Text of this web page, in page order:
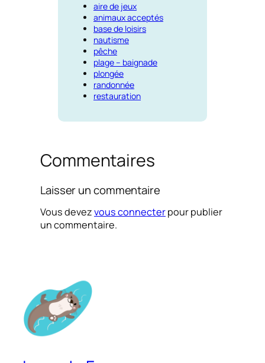
aire de jeux
animaux acceptés
base de loisirs
nautisme
pêche
plage – baignade
plongée
randonnée
restauration
Commentaires
Laisser un commentaire
Vous devezvous connecterpour publier
un commentaire.